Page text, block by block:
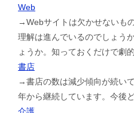
Web
→Webサイトは欠かせないも
理解は進んでいるのでしょう
ょうか。知っておくだけで劇
書店
→書店の数は減少傾向が続い
年から継続しています。今後
介護